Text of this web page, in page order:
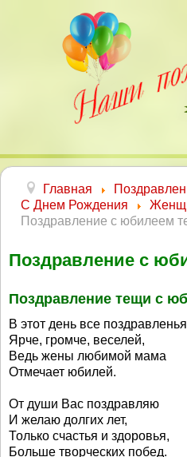
Главная
С Днем Рождения
Поздравление с юбилеем
Поздравление с
Поздравление тещи с
В этот день все поздравленья
Ярче, громче, веселей,
Ведь жены любимой мама
Отмечает юбилей.
От души Вас поздравляю
И желаю долгих лет,
Только счастья и здоровья,
Больше творческих побед.